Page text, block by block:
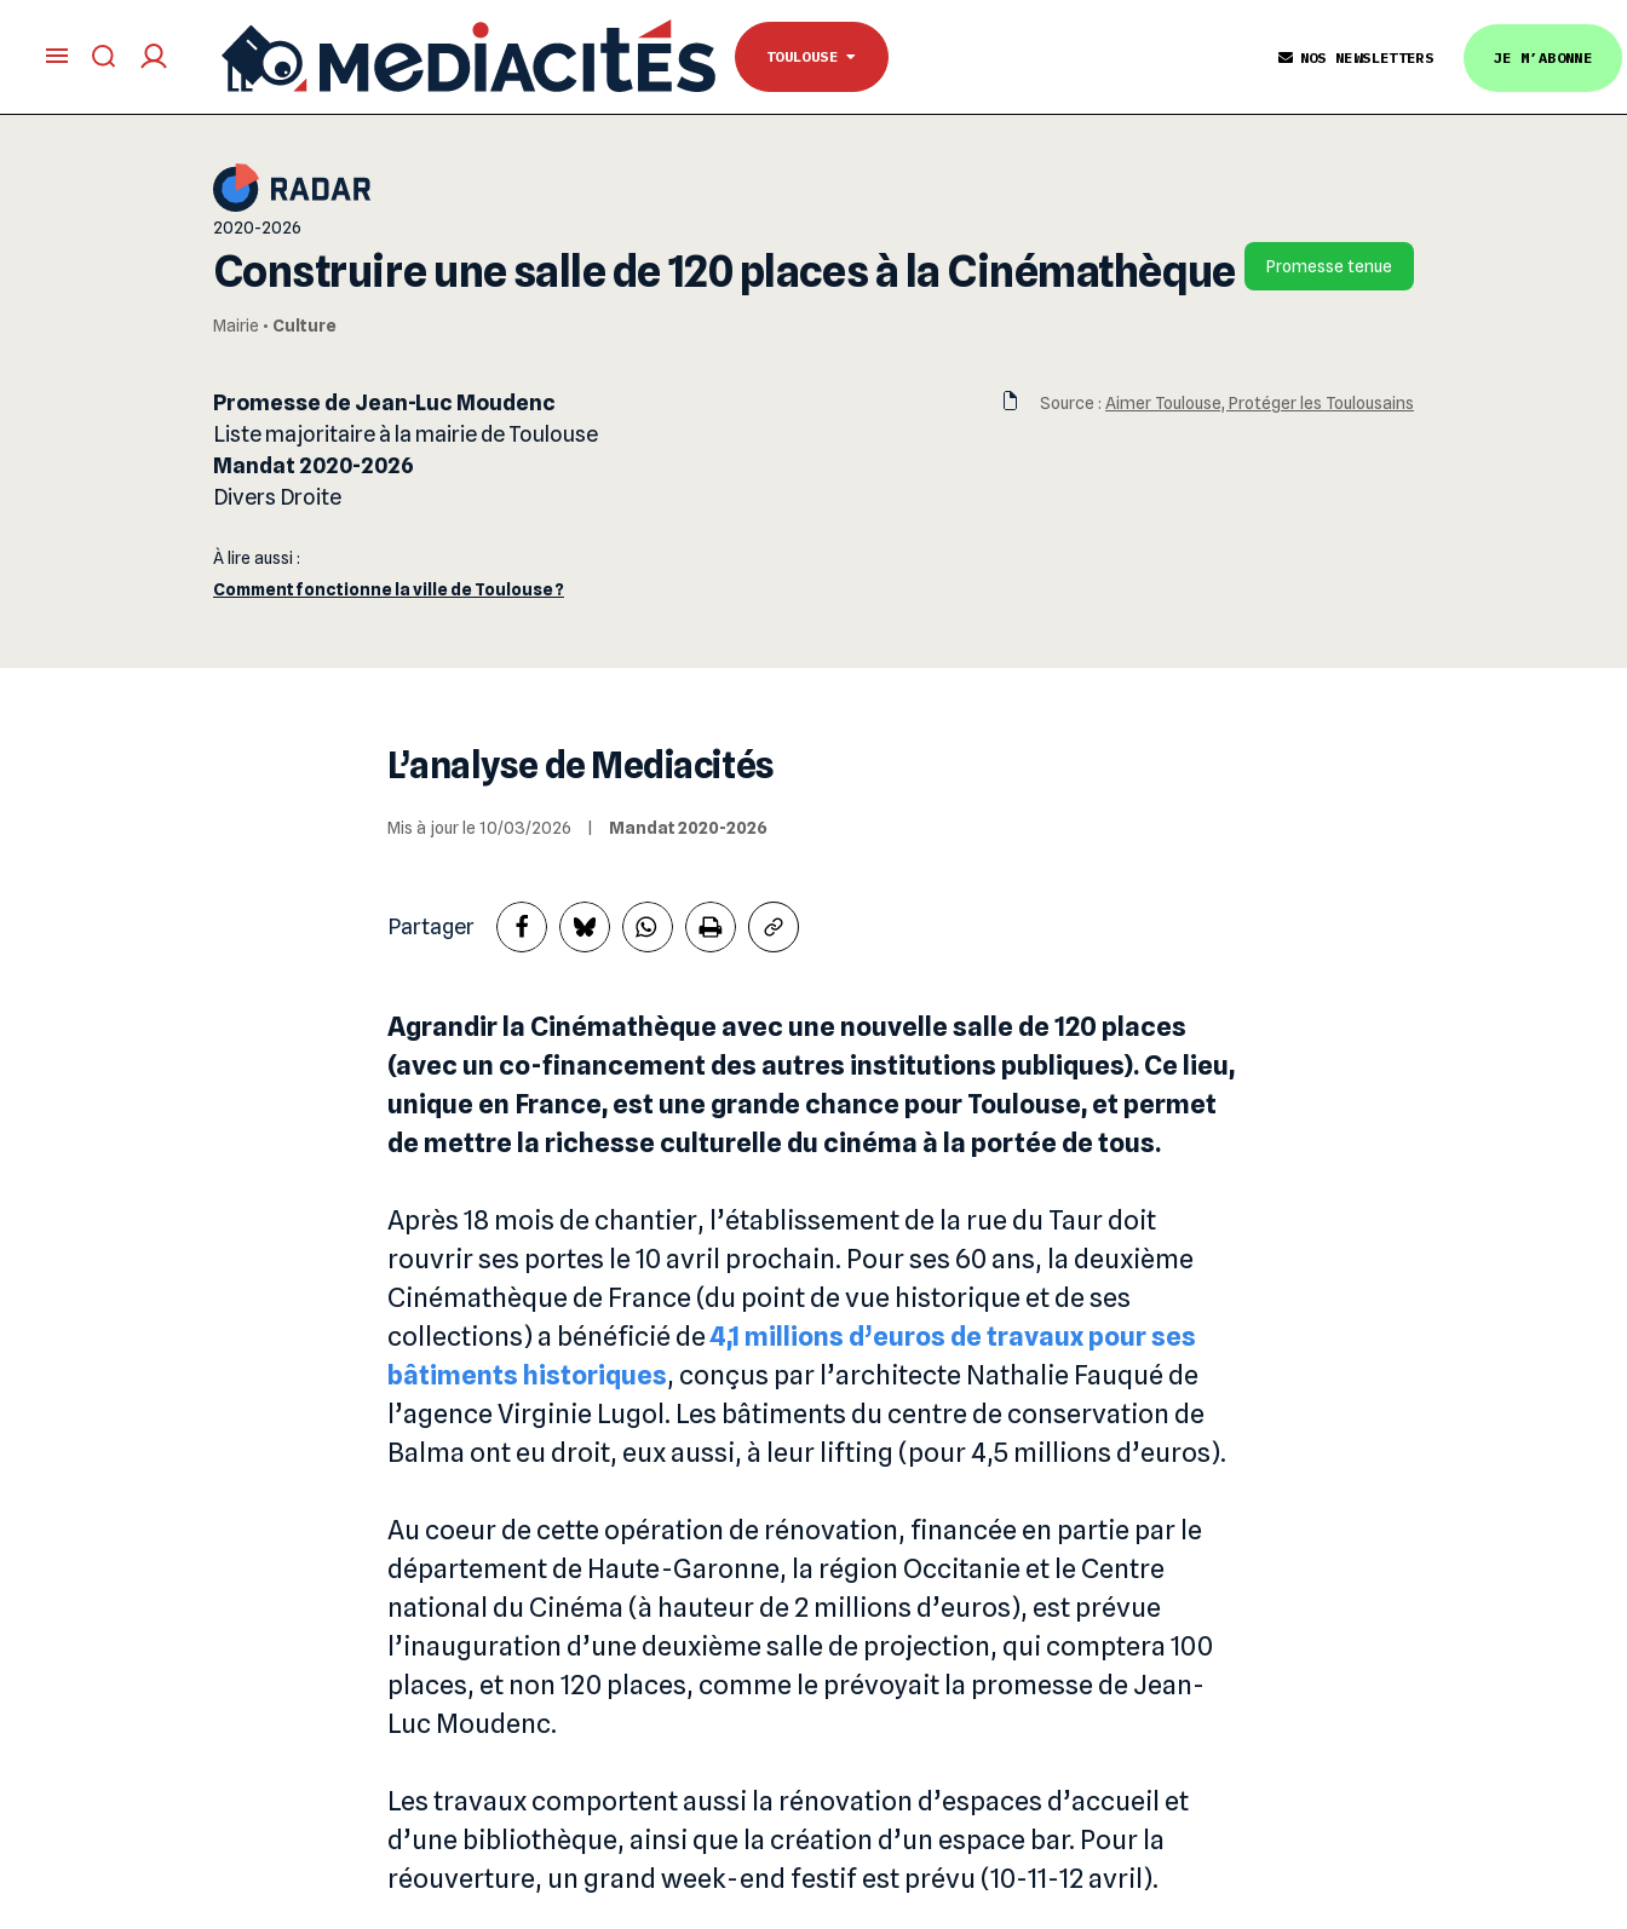
TOULOUSE
NANTES
TOULOUSE
NOS NEWSLETTERS JE M’ABONNE
Se connecter
2020-2026
Construire une salle de 120 places à la Cinémathèque
Mairie • Culture
Promesse tenue
Promesse de Jean-Luc Moudenc
Liste majoritaire à la mairie de Toulouse
Mandat 2020-2026
Divers Droite
À lire aussi :
Comment fonctionne la ville de Toulouse ?
Source : Aimer Toulouse, Protéger les Toulousains
L’analyse de Mediacités
Mis à jour le 10/03/2026 Mandat 2020-2026
Partager
Agrandir la Cinémathèque avec une nouvelle salle de 120 places
(avec un co-financement des autres institutions publiques). Ce lieu,
unique en France, est une grande chance pour Toulouse, et permet
de mettre la richesse culturelle du cinéma à la portée de tous.
Après 18 mois de chantier, l’établissement de la rue du Taur doit
rouvrir ses portes le 10 avril prochain. Pour ses 60 ans, la deuxième
Cinémathèque de France (du point de vue historique et de ses
collections) a bénéficié de4,1 millions d’euros de travaux pour ses
bâtiments historiques, conçus par l’architecte Nathalie Fauqué de
l’agence Virginie Lugol. Les bâtiments du centre de conservation de
Balma ont eu droit, eux aussi, à leur lifting (pour 4,5 millions d’euros).
Au coeur de cette opération de rénovation, financée en partie par le
département de Haute-Garonne, la région Occitanie et le Centre
national du Cinéma (à hauteur de 2 millions d’euros), est prévue
l’inauguration d’une deuxième salle de projection, qui comptera 100
places, et non 120 places, comme le prévoyait la promesse de Jean-
Luc Moudenc.
Les travaux comportent aussi la rénovation d’espaces d’accueil et
d’une bibliothèque, ainsi que la création d’un espace bar. Pour la
réouverture, un grand week-end festif est prévu (10-11-12 avril).